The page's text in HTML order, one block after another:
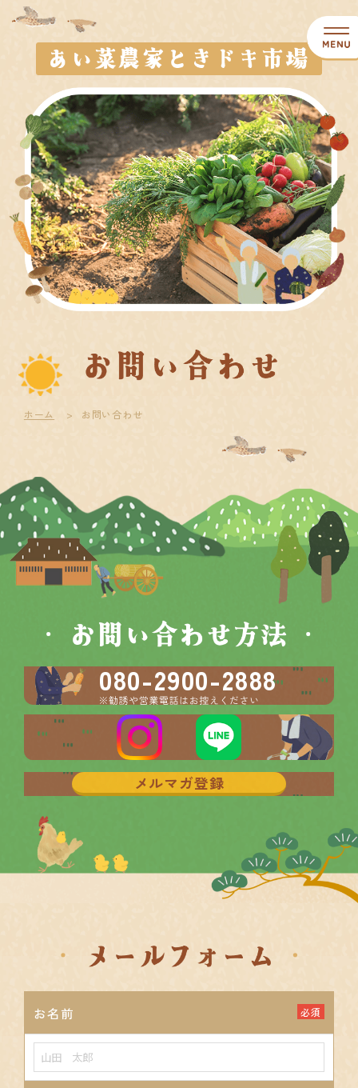
ホーム お問い合わせ
080-2900-2888
メルマガ登録
お名前 必須